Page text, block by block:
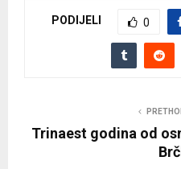
PODIJELI 0
Trinaest godina od